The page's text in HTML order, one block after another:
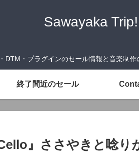
Sawayaka Trip!
DTM・プラグインのセール情報と音楽制作
終了間近のセール
』ささやきと唸り